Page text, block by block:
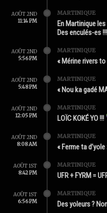
AOÛT 2ND
11:14 PM
MARTINIQUE
En Martinique
Des enculés-es !!!
AOÛT 2ND
5:56 PM
MARTINIQUE
« Mérine rivers
AOÛT 2ND
5:48 PM
MARTINIQUE
« Nou ka gadé
AOÛT 2ND
12:05 PM
MARTINIQUE
LOÏC KOKÉ YO !!!
AOÛT 2ND
8:08 AM
MARTINIQUE
« Ferme ta d’yole
AOÛT 1ST
8:42 PM
MARTINIQUE
UFR + FYRM =
AOÛT 1ST
6:56 PM
MARTINIQUE
Des yoleurs ?